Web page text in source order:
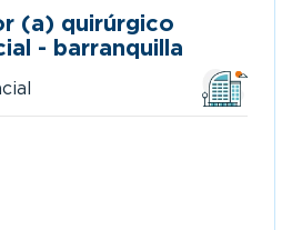
(a) quirúrgico
- barranquilla